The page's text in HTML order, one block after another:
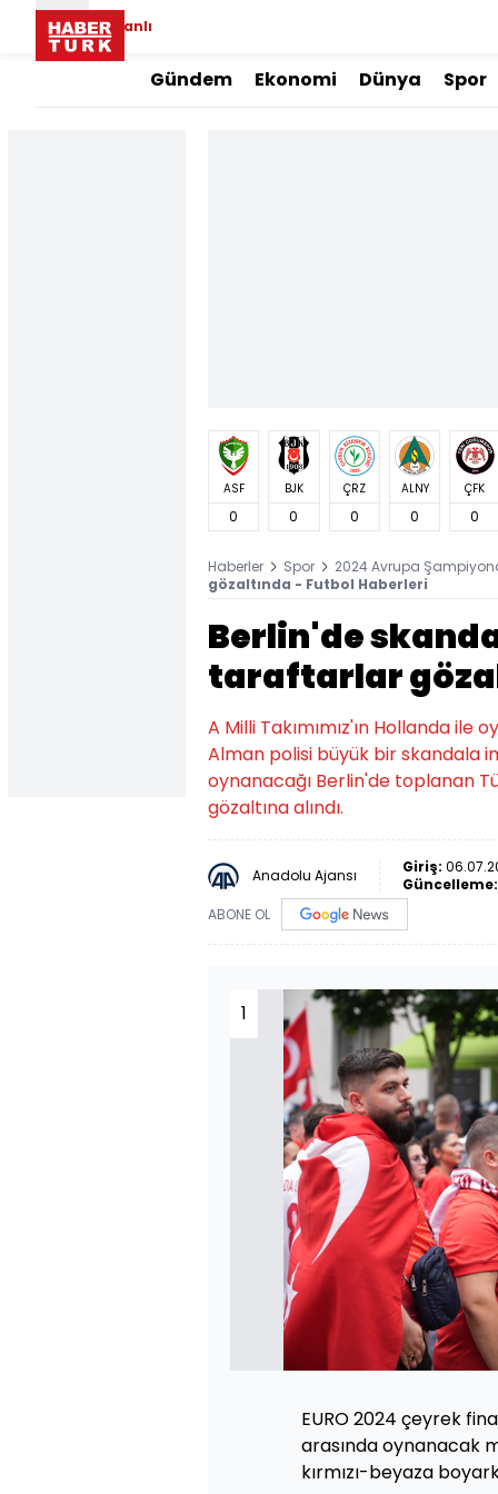
Canlı
Gündem Ekonomi Dünya Spor
ASF
0
BJK
0
ÇRZ
0
ALNY
0
ÇFK
0
Haberler Spor
2024 Avrupa
gözaltında - Futbol Haberleri
Berlin'de
taraftarlar
A Milli Takımımız'ın Hollanda ile
Alman polisi büyük bir skandala
oynanacağı Berlin'de toplanan
gözaltına alındı.
Anadolu Ajansı Giriş:
ABONE OL
1
EURO 2024 çeyrek
arasında oynanacak
kırmızı-beyaza